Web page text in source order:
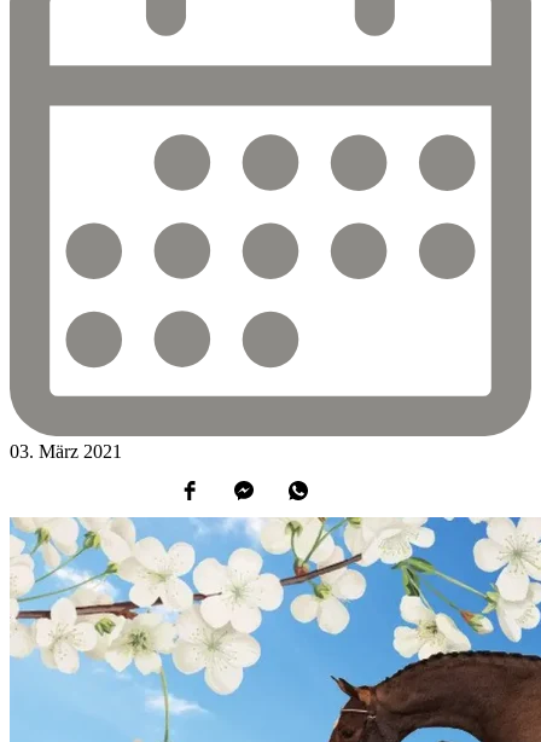
03. März 2021